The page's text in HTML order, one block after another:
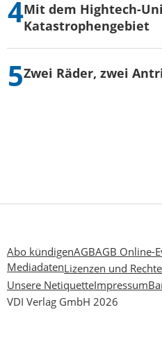
Mit dem Hightech-
Katastrophengebiet
Zwei Räder, zwei
Abo kündigenAGBAGB Online-
MediadatenLizenzen und Rechte
Unsere NetiquetteImpressum
VDI Verlag GmbH 2026